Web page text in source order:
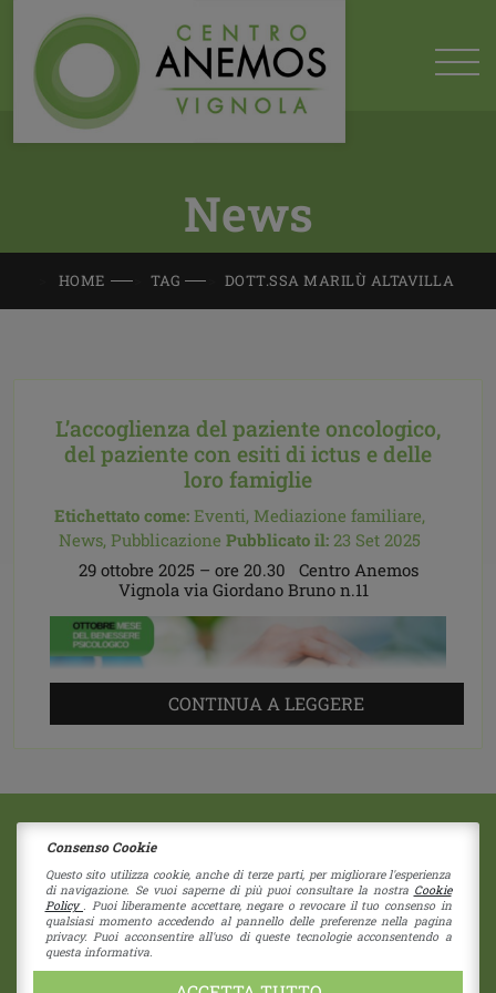
News
HOME TAG DOTT.SSA MARILÙ ALTAVILLA
L’accoglienza del paziente oncologico,
del paziente con esiti di ictus e delle
loro famiglie
Etichettato come: Eventi, Mediazione familiare,
News, Pubblicazione Pubblicato il: 23 Set 2025
29 ottobre 2025 – ore 20.30 Centro Anemos
Vignola via Giordano Bruno n.11
CONTINUA A LEGGERE
2018 © Copyright - Centro Sociale Papa Giovanni XXIII
Via G. Bruno 11|41058 Vignola(Modena)
Società Coperativa - Nr Iscrizione C122937
RE - 274192 - Cap. Sociale 1.550 i.v.
CF 80039730355 - P.I. 01838960357
Privacy Policy| Cookies Policy
Consenso Cookie
Questo sito utilizza cookie, anche di terze parti, per migliorare l'esperienza
di navigazione. Se vuoi saperne di più puoi consultare la nostra Cookie
Policy
. Puoi liberamente accettare, negare o revocare il tuo consenso in
qualsiasi momento accedendo al pannello delle preferenze nella pagina
privacy. Puoi acconsentire all'uso di queste tecnologie acconsentendo a
questa informativa.